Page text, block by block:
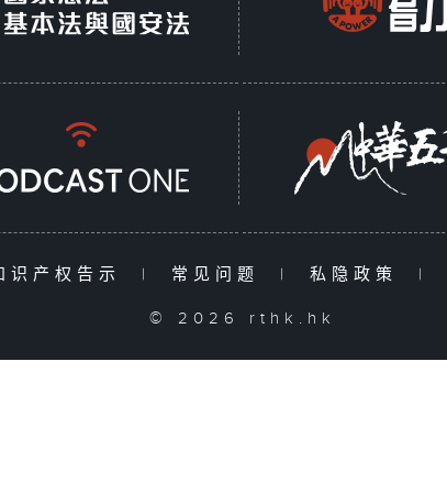
识产权告示 | 常见问题 | 私隐政策 |
© 2026 rthk.hk